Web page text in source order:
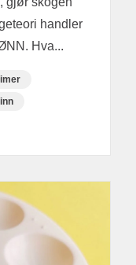
handler
Hva...